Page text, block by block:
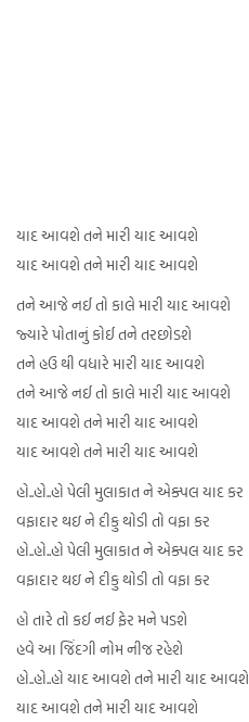
યાદ આવશે તને મારી યાદ આવશે
યાદ આવશે તને મારી યાદ આવશે
તને આજે નઈ તો કાલે મારી યાદ આવશે
જ્યારે પોતાનું કોઈ તને તરછોડશે
તને હઉ થી વધારે મારી યાદ આવશે
તને આજે નઈ તો કાલે મારી યાદ આવશે
યાદ આવશે તને મારી યાદ આવશે
યાદ આવશે તને મારી યાદ આવશે
હો..હો..હો પેલી મુલાકાત ને એક્પલ યાદ કર
વફાદાર થઇ ને દીકુ થોડી તો વફા કર
હો..હો..હો પેલી મુલાકાત ને એક્પલ યાદ કર
વફાદાર થઇ ને દીકુ થોડી તો વફા કર
હો તારે તો કઈ નઈ ફેર મને પડશે
હવે આ જિંદગી નોમ નીજ રહેશે
હો..હો..હો યાદ આવશે તને મારી યાદ આવશે
યાદ આવશે તને મારી યાદ આવશે